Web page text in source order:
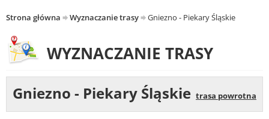
Strona główna Wyznaczanie trasy Gniezno - Piekary Śląskie
WYZNACZANIE TRASY
Gniezno - Piekary Śląskie trasa powrotna